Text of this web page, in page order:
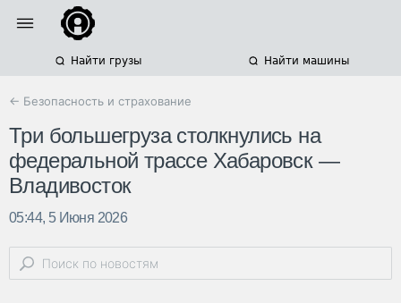
Найти грузы Найти машины
← Безопасность и страхование
Три большегруза столкнулись на
федеральной трассе Хабаровск —
Владивосток
05:44, 5 Июня 2026